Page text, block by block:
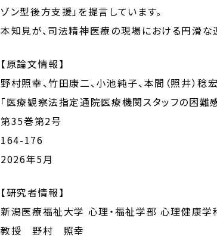
ゾン型後方支援」を提言しています。
本知見が、司法精神医療の現場における円滑な
【原論文情報】
野村照幸、竹田康二、小池純子、本間（照井）
「医療観察法指定通院医療機関スタッフの困
第35巻第2号
164-176
2026年5月
【研究者情報】
新潟医療福祉大学 心理・福祉学部 心理健康学
教授 野村 照幸